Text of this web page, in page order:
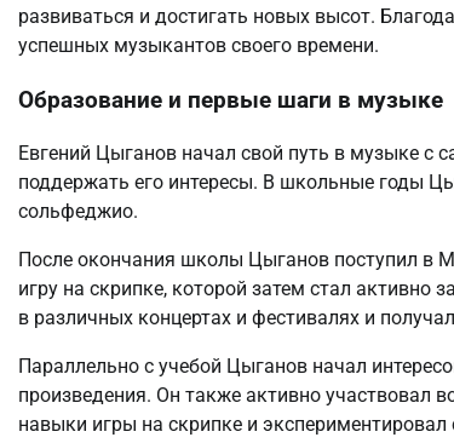
развиваться и достигать новых высот.
успешных музыкантов своего времени.
Образование и первые шаги в музыке
Евгений Цыганов начал свой путь в музыке с
поддержать его интересы. В школьные годы
сольфеджио.
После окончания школы Цыганов поступил в
игру на скрипке, которой затем стал
в различных концертах и фестивалях и
Параллельно с учебой Цыганов начал
произведения. Он также активно участвовал
навыки игры на скрипке и экспериментировал